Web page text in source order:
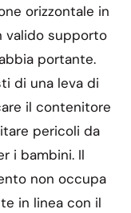
orizzontale in
valido supporto
portante.
di una leva di
il contenitore
pericoli da
i bambini. Il
non occupa
in linea con il